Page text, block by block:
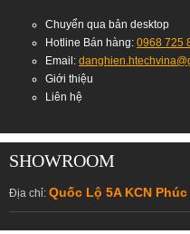
Chuyển qua bản desktop
Hotline Bán hàng: 0968 725
Email:
Giới thiệu
Liên hệ
SHOWROOM
Địa chỉ: Quốc Lộ 5A KCN